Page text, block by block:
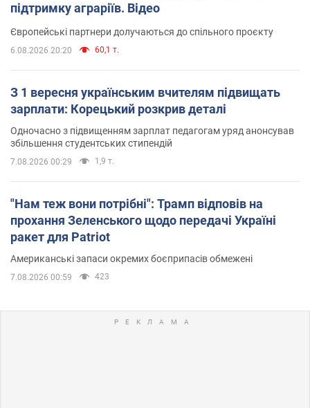
підтримку аграріїв. Відео
Європейські партнери долучаються до спільного проєкту
6.08.2026 20:20 60,1 т.
З 1 вересня українським вчителям підвищать
зарплати: Корецький розкрив деталі
Одночасно з підвищенням зарплат педагогам уряд анонсував
збільшення студентських стипендій
7.08.2026 00:29 1,9 т.
"Нам теж вони потрібні": Трамп відповів на
прохання Зеленського щодо передачі Україні
ракет для Patriot
Американські запаси окремих боєприпасів обмежені
7.08.2026 00:59 423